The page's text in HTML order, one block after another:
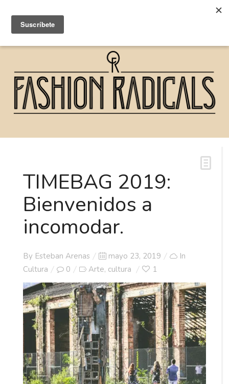
TIMEBAG 2019:
Bienvenidos a
incomodar.
By Esteban Arenas
Posted
on
mayo 23, 2019
In
Cultura
0 Arte, cultura 1